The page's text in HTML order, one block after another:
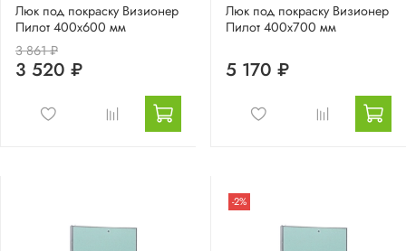
Люк под покраску Визионер
Пилот 400х600 мм
3 861 ₽
3 520 ₽
Люк под покраску Визионер
Пилот 400х700 мм
5 170 ₽
-2%